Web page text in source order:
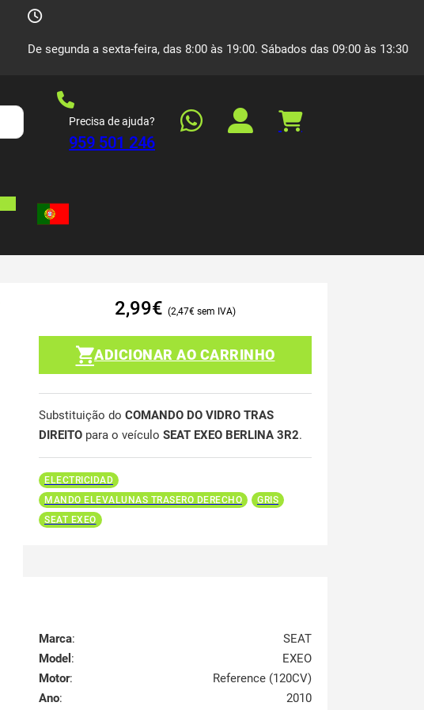
De segunda a sexta-feira, das 8:00 às 19:00. Sábados das 09:00 às 13:30
Precisa de ajuda?
959 501 246
2,99€ 2,47€
ADICIONAR AO CARRINHO
Substituição do COMANDO DO VIDRO TRAS
DIREITO para o veículo SEAT EXEO BERLINA 3R2.
ELECTRICIDAD
MANDO ELEVALUNAS TRASERO DERECHO
GRIS
SEAT EXEO
Marca:
SEAT
Model :
EXEO
Motor:
Reference (120CV)
Ano: 2010